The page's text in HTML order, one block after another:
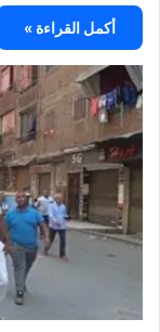
أكمل القراءة »